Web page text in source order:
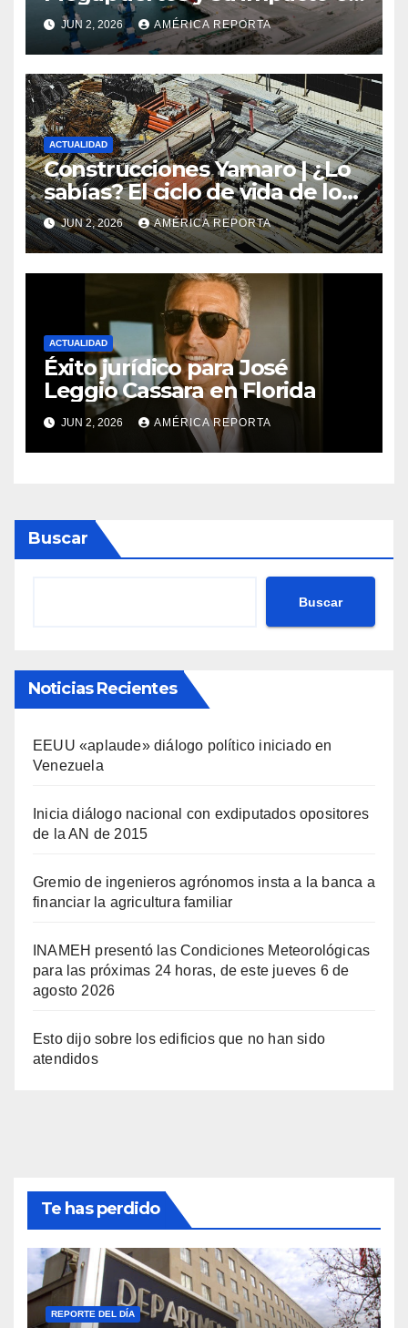
el turismo y el comercio
global
JUN 2, 2026 AMÉRICA REPORTA
ACTUALIDAD
Construcciones Yamaro | ¿Lo
sabías? El ciclo de vida de los
materiales de construcción
revoluciona eficiencia en
proyectos modernos
JUN 2, 2026 AMÉRICA REPORTA
ACTUALIDAD
Éxito jurídico para José
Leggio Cassara en Florida
JUN 2, 2026 AMÉRICA REPORTA
Buscar
Buscar
Noticias Recientes
EEUU «aplaude» diálogo político iniciado en
Venezuela
Inicia diálogo nacional con exdiputados opositores
de la AN de 2015
Gremio de ingenieros agrónomos insta a la banca a
financiar la agricultura familiar
INAMEH presentó las Condiciones Meteorológicas
para las próximas 24 horas, de este jueves 6 de
agosto 2026
Esto dijo sobre los edificios que no han sido
atendidos
Te has perdido
REPORTE DEL DÍA